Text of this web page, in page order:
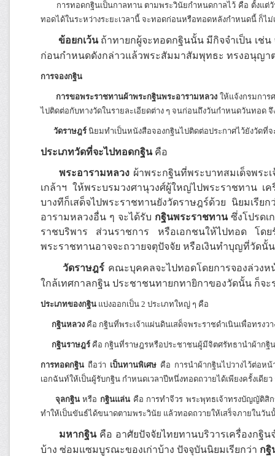
การทอดกฐินเป็นกาลทาน ตามพระวินัยกำหนดกาลไว้ คือ ตั้งแต่วั
ทอดได้ในระหว่างระยะเวลานี้ จะทอดก่อนหรือทอดหลังกำหนดนี้ ก็ไ
ข้อยกเว้น ถ้าทายกผู้จะทอดกฐินนั้น มีกิจจำเป็น เช่
ก่อนกำหนดดังกล่าวแล้วพระสัมมาสัมพุทธะ ทรงอนุญา
การจองกฐิน
การขอพระราชทานผ้าพระกฐินพระอารามหลวง ให้แจ้งกรมการ
ไปติดต่อกับทางวัดในรายละเอียดต่าง ๆ จนก่อนถึงวันกำหนดวันทอด
วัดราษฎร์ นิยมทำเป็นหนังสือจองกฐินไปติดต่อประกาศไว้ยังวัดที่
ประเภทวัดที่จะไปทอดกฐินคือ
พระอารามหลวง ผ้าพระกฐินที่พระบาทสมเด็จพระ
เกล้าฯ ให้พระบรมวงศานุวงศ์ผู้ใหญ่ไปพระราชทาน เ
บางทีก็เสด็จไปพระราชทานยังวัดราษฎร์ด้วย นิยมเรีย
อารามหลวงอื่น ๆ จะได้รับ กฐินพระราชทานซึ่งโปรดเ
ราชบริพาร ส่วนราชการ หรือเอกชนให้ไปทอด โด
พระราชทานอาจจะถวายจตุปัจจัย หรือเงินทำบุญที่วัดนั้
วัดราษฎร์ คณะบุคคลจะไปทอดโดยการจองล่วงห
ใกล้เทศกาลกฐิน ประชาชนทายกทายิกาของวัดนั้น ก็จ
ประเภทของกฐิน แบ่งออกเป็น 2 ประเภทใหญ่ ๆ คือ
กฐินหลวง คือ กฐินที่พระเจ้าแผ่นดินเสด็จพระราชดำเนินเพื่อทรงว
กฐินราษฎร์ คือ กฐินที่ราษฎรหรือประชาชนผู้มีจิตศรัทธานำผ้ากฐิ
การทอดกฐิน ถือว่า เป็นทานพิเศษ คือ การนำผ้ากฐินไปวางไว้ต่อห
เอกฉันท์ให้เป็นผู้รับกฐิน กำหนดเวลาปีหนึ่งทอดถวายได้เพียงครั้งเดียว
จุลกฐินหรือ กฐินแล่นคือ การทำจีวร พระพุทธเจ้าทรงบัญญัติสิ
ทำให้เป็นขันธ์ได้ขนาดตามพระวินัย แล้วทอดถวายให้เสร็จภายในวัน
มหากฐินคือ อาศัยปัจจัยไทยทานบริวารเครื่องกฐิ
บ้าง ซ่อมแซมบูรณะของเก่าบ้าง ปัจจุบันนิยมเรียกว่า กฐิ